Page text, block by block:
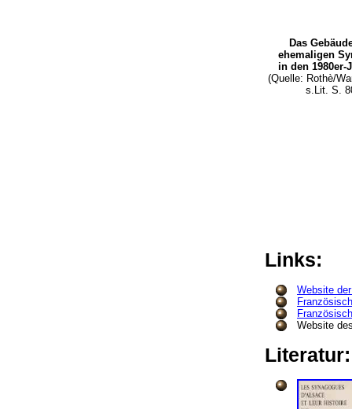
Das
ehemaligen
in den
(Quelle: Rothè/
s.Lit. S.
Links:
Website
Website